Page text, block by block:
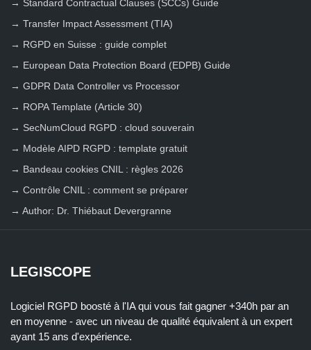
→ Standard Contractual Clauses (SCCs) Guide
→ Transfer Impact Assessment (TIA)
→ RGPD en Suisse : guide complet
→ European Data Protection Board (EDPB) Guide
→ GDPR Data Controller vs Processor
→ ROPA Template (Article 30)
→ SecNumCloud RGPD : cloud souverain
→ Modèle AIPD RGPD : template gratuit
→ Bandeau cookies CNIL : règles 2026
→ Contrôle CNIL : comment se préparer
→ Author: Dr. Thiébaut Devergranne
LEGISCOPE
Logiciel RGPD boosté à l'IA qui vous fait gagner +340h par an
en moyenne - avec un niveau de qualité équivalent à un expert
ayant 15 ans d'expérience.